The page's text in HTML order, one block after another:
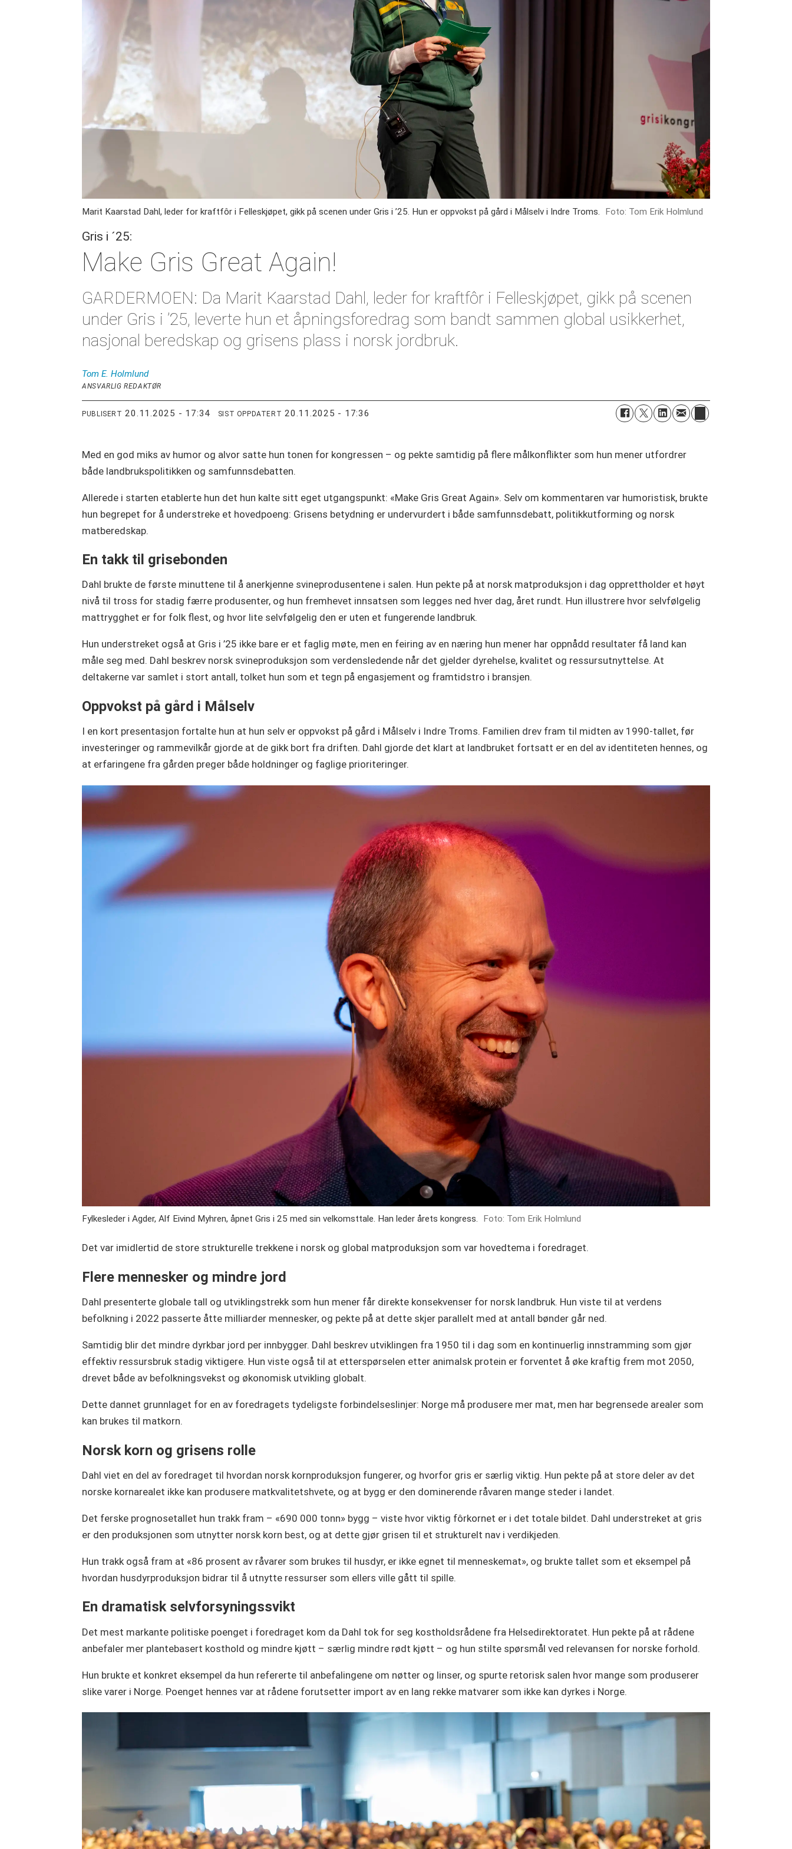
Marit Kaarstad Dahl, leder for kraftfôr i Felleskjøpet, gikk på scenen under Gris i ’25. Hun er oppvokst på gård i Målselv i Indre Troms. Foto: Tom Erik Holmlund
Gris i ´25:
Make Gris Great Again!
GARDERMOEN: Da Marit Kaarstad Dahl, leder for kraftfôr i Felleskjøpet, gikk på scenen
under Gris i ’25, leverte hun et åpningsforedrag som bandt sammen global usikkerhet,
nasjonal beredskap og grisens plass i norsk jordbruk.
Tom E. Holmlund
ANSVARLIG REDAKTØR
PUBLISERT 20.11.2025 - 17:34 SIST OPPDATERT 20.11.2025 - 17:36
Med en god miks av humor og alvor satte hun tonen for kongressen – og pekte samtidig på flere målkonflikter som hun mener utfordrer
både landbrukspolitikken og samfunnsdebatten.
Allerede i starten etablerte hun det hun kalte sitt eget utgangspunkt: «Make Gris Great Again». Selv om kommentaren var humoristisk, brukte
hun begrepet for å understreke et hovedpoeng: Grisens betydning er undervurdert i både samfunnsdebatt, politikkutforming og norsk
matberedskap.
En takk til grisebonden
Dahl brukte de første minuttene til å anerkjenne svineprodusentene i salen. Hun pekte på at norsk matproduksjon i dag opprettholder et høyt
nivå til tross for stadig færre produsenter, og hun fremhevet innsatsen som legges ned hver dag, året rundt. Hun illustrere hvor selvfølgelig
mattrygghet er for folk flest, og hvor lite selvfølgelig den er uten et fungerende landbruk.
Hun understreket også at Gris i ’25 ikke bare er et faglig møte, men en feiring av en næring hun mener har oppnådd resultater få land kan
måle seg med. Dahl beskrev norsk svineproduksjon som verdensledende når det gjelder dyrehelse, kvalitet og ressursutnyttelse. At
deltakerne var samlet i stort antall, tolket hun som et tegn på engasjement og framtidstro i bransjen.
Oppvokst på gård i Målselv
I en kort presentasjon fortalte hun at hun selv er oppvokst på gård i Målselv i Indre Troms. Familien drev fram til midten av 1990-tallet, før
investeringer og rammevilkår gjorde at de gikk bort fra driften. Dahl gjorde det klart at landbruket fortsatt er en del av identiteten hennes, og
at erfaringene fra gården preger både holdninger og faglige prioriteringer.
Fylkesleder i Agder, Alf Eivind Myhren, åpnet Gris i 25 med sin velkomsttale. Han leder årets kongress. Foto: Tom Erik Holmlund
Det var imidlertid de store strukturelle trekkene i norsk og global matproduksjon som var hovedtema i foredraget.
Flere mennesker og mindre jord
Dahl presenterte globale tall og utviklingstrekk som hun mener får direkte konsekvenser for norsk landbruk. Hun viste til at verdens
befolkning i 2022 passerte åtte milliarder mennesker, og pekte på at dette skjer parallelt med at antall bønder går ned.
Samtidig blir det mindre dyrkbar jord per innbygger. Dahl beskrev utviklingen fra 1950 til i dag som en kontinuerlig innstramming som gjør
effektiv ressursbruk stadig viktigere. Hun viste også til at etterspørselen etter animalsk protein er forventet å øke kraftig frem mot 2050,
drevet både av befolkningsvekst og økonomisk utvikling globalt.
Dette dannet grunnlaget for en av foredragets tydeligste forbindelseslinjer: Norge må produsere mer mat, men har begrensede arealer som
kan brukes til matkorn.
Norsk korn og grisens rolle
Dahl viet en del av foredraget til hvordan norsk kornproduksjon fungerer, og hvorfor gris er særlig viktig. Hun pekte på at store deler av det
norske kornarealet ikke kan produsere matkvalitetshvete, og at bygg er den dominerende råvaren mange steder i landet.
Det ferske prognosetallet hun trakk fram – «690 000 tonn» bygg – viste hvor viktig fôrkornet er i det totale bildet. Dahl understreket at gris
er den produksjonen som utnytter norsk korn best, og at dette gjør grisen til et strukturelt nav i verdikjeden.
Hun trakk også fram at «86 prosent av råvarer som brukes til husdyr, er ikke egnet til menneskemat», og brukte tallet som et eksempel på
hvordan husdyrproduksjon bidrar til å utnytte ressurser som ellers ville gått til spille.
En dramatisk selvforsyningssvikt
Det mest markante politiske poenget i foredraget kom da Dahl tok for seg kostholdsrådene fra Helsedirektoratet. Hun pekte på at rådene
anbefaler mer plantebasert kosthold og mindre kjøtt – særlig mindre rødt kjøtt – og hun stilte spørsmål ved relevansen for norske forhold.
Hun brukte et konkret eksempel da hun refererte til anbefalingene om nøtter og linser, og spurte retorisk salen hvor mange som produserer
slike varer i Norge. Poenget hennes var at rådene forutsetter import av en lang rekke matvarer som ikke kan dyrkes i Norge.